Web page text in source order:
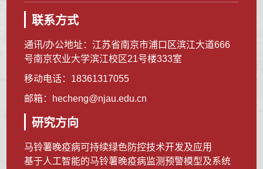
联系方式
通讯/办公地址： 江苏省南京市浦口区滨江大道666
号南京农业大学滨江校区21号楼333室
移动电话： 18361317055
邮箱：
hecheng@njau.edu.cn
研究方向
马铃薯晚疫病可持续绿色防控技术开发及应用
基于人工智能的马铃薯晚疫病监测预警模型及系统